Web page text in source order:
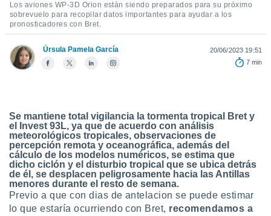
todas
ya sean
nuestros
y análisis
y
en
más
nuestra
y
Los aviones WP-3D Orion están siendo preparados para su próximo
sobrevuelo para recopilar datos importantes para ayudar a los
pronosticadores con Bret.
Úrsula Pamela García
20/06/2023 19:51
7 min
Se mantiene total vigilancia la tormenta tropical Bret y
el
Invest 93L, ya que de acuerdo con análisis
meteorológicos tropicales, observaciones de
percepción remota y oceanográfica, además del
cálculo de los modelos numéricos, se estima que
dicho ciclón y el disturbio tropical que se ubica detrás
de él, se desplacen peligrosamente hacia las Antillas
menores durante el resto de semana.
Previo a que con dias de antelacion se puede estimar
lo que estaría ocurriendo con Bret, recomendamos a